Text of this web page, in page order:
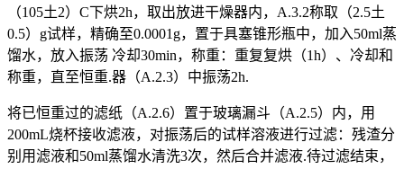
（105土2）C下烘2h，取出放进干燥器内，A.3.2称取（2.5土
0.5）g试样，精确至0.0001g，置于具塞锥形瓶中，加入50ml蒸
馏水，放入振荡 冷却30min，称重：重复复烘（1h）、冷却和
称重，直至恒重.器（A.2.3）中振荡2h.
将已恒重过的滤纸（A.2.6）置于玻璃漏斗（A.2.5）内，用
200mL烧杯接收滤液，对振荡后的试样溶液进行过滤：残渣分
别用滤液和50ml蒸馏水清洗3次，然后合并滤液.待过滤结束，